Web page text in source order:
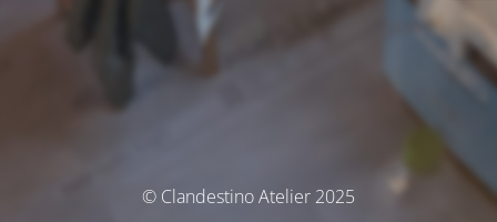
© Clandestino Atelier 2025